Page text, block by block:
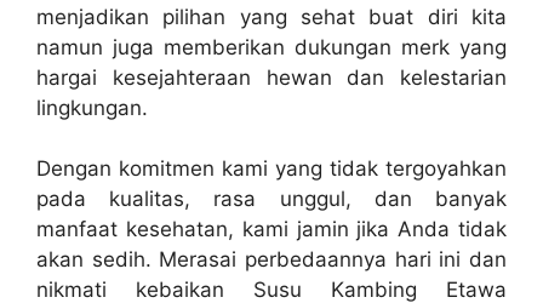
menjadikan pilihan yang sehat buat diri kita
namun juga memberikan dukungan merk yang
hargai kesejahteraan hewan dan kelestarian
lingkungan.
Dengan komitmen kami yang tidak tergoyahkan
pada kualitas, rasa unggul, dan banyak
manfaat kesehatan, kami jamin jika Anda tidak
akan sedih. Merasai perbedaannya hari ini dan
nikmati kebaikan Susu Kambing Etawa